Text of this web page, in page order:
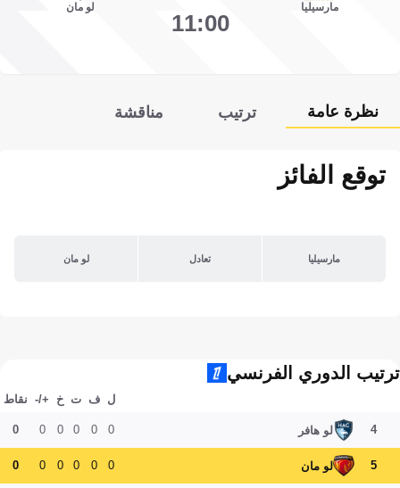
مارسيليا
11:00
لو مان
نظرة عامة ترتيب مناقشة
توقع الفائز
مارسيليا تعادل لو مان
ترتيب الدوري الفرنسي
ل ف ت خ +/- نقاط
4 لو هافر 0
0
0
0
0
0
5 لو مان 0
0
0
0
0
0